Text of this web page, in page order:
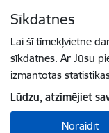
Sīkdatnes
Lai šī tīmekļvietne
sīkdatnes. Ar Jūsu
izmantotas
Lūdzu, atzīmējiet
Noraidīt